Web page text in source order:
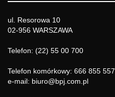
ul. Resorowa 10
02-956 WARSZAWA
Telefon: (22) 55 00 700
Telefon komórkowy: 666 855 557
e-mail: biuro@bpj.com.pl